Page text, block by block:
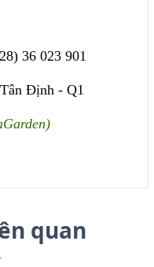
36 023 901
Định - Q1
quan